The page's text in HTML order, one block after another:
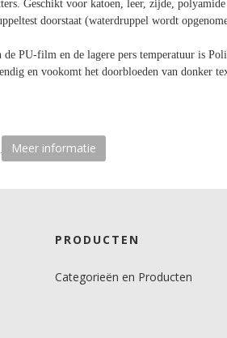
Geschikt voor katoen, leer, zijde, polyamide
doorstaat (waterdruppel wordt
PU-film en de lagere pers temperatuur is
en vookomt het doorbloeden van donker
Meer informatie
PRODUCTEN
Categorieën en Producten